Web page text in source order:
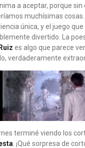
a aceptar, porque sin
muchísimas cosas.
única, y el juego
divertido. La
es algo que parece
verdaderamente
terminé viendo los
. ¡Qué sorpresa de